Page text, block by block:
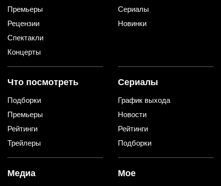
Премьеры
Рецензии
Спектакли
Концерты
Сериалы
Новинки
Что посмотреть
Подборки
Премьеры
Рейтинги
Трейлеры
Сериалы
График выхода
Новости
Рейтинги
Подборки
Медиа Мое